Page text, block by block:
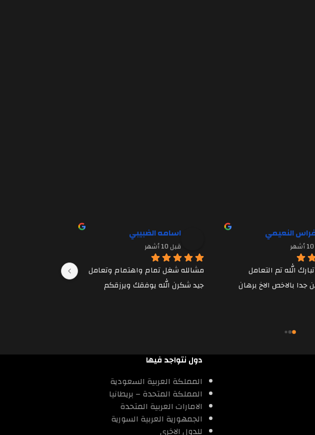
النعيمي اسامه الضبيبي
قبل 10 أشهر
جيد شكرن الله يوفقك ويرزقكم
دول نتواجد فيها
المملكة العربية السعودية
المملكة المتحدة – بريطانيا
الامارات العربية المتحدة
الجمهورية العربية السورية
للدول الاخري